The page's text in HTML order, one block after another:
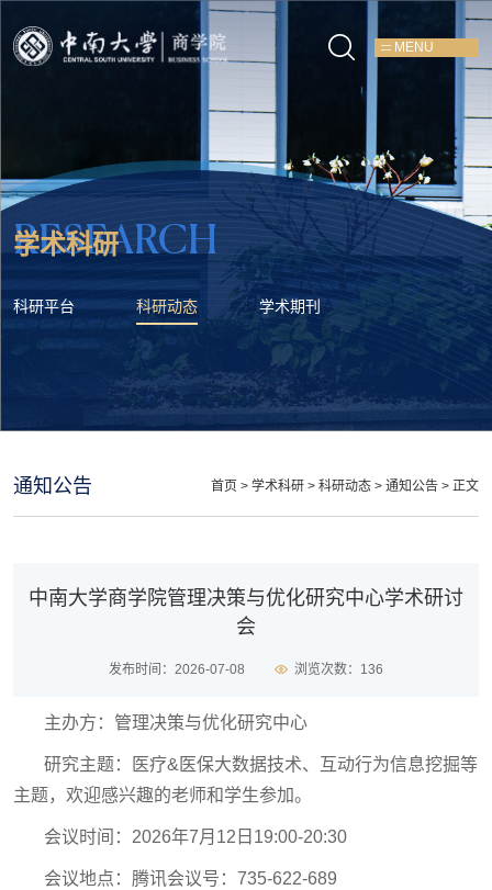
MENU
RESEARCH
学术科研
科研平台 科研动态 学术期刊
通知公告 首页 >学术科研 >科研动态 >通知公告 > 正文
中南大学商学院管理决策与优化研究中心学术研讨
会
发布时间：2026-07-08 浏览次数： 136
主办方：管理决策与优化研究中心
研究主题：医疗&医保大数据技术、互动行为信息挖掘等
主题，欢迎感兴趣的老师和学生参加。
会议时间：2026年7月12日19:00-20:30
会议地点：腾讯会议号：735-622-689